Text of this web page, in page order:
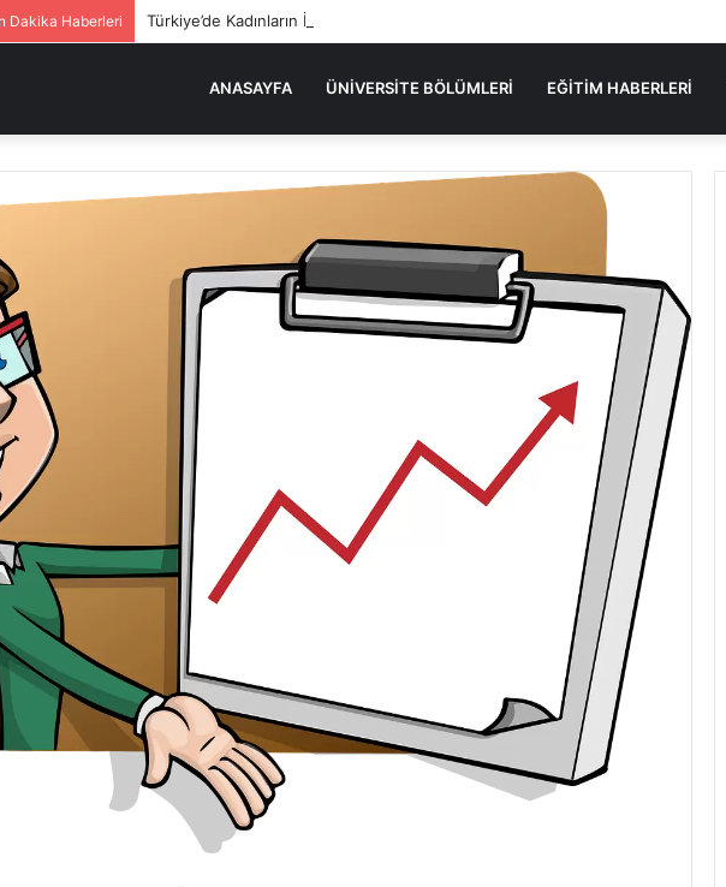
Dakika Haberleri Türkiye’de Kadınların İlk Kez Başarıyla Yer Aldığı Sektörler
ANASAYFA ÜNIVERSITE BÖLÜMLERI EĞITIM HABERLERI